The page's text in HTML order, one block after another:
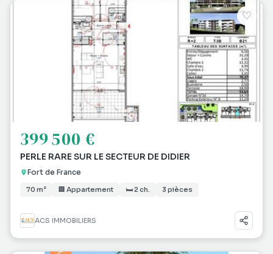
♡
399 500 €
PERLE RARE SUR LE SECTEUR DE DIDIER
Fort de France
70 m² 🏢 Appartement 🛏 2 ch. 3 pièces
ACS IMMOBILIERS